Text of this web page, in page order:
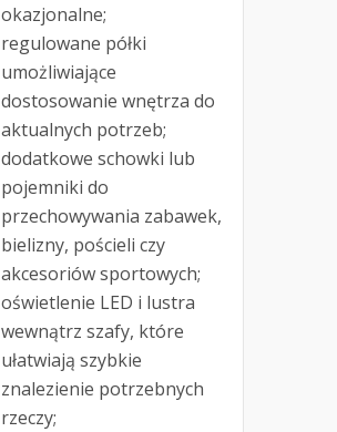
okazjonalne;
regulowane półki
umożliwiające
dostosowanie wnętrza do
aktualnych potrzeb;
dodatkowe schowki lub
pojemniki do
przechowywania zabawek,
bielizny, pościeli czy
akcesoriów sportowych;
oświetlenie LED i lustra
wewnątrz szafy, które
ułatwiają szybkie
znalezienie potrzebnych
rzeczy;